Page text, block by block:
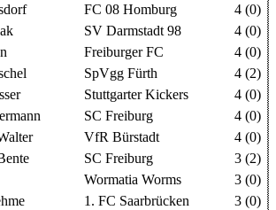
FC 08 Homburg
4 (0)
SV Darmstadt 98
4 (0)
Freiburger FC
4 (0)
SpVgg Fürth
4 (2)
Stuttgarter Kickers
4 (0)
SC Freiburg
4 (0)
VfR Bürstadt
4 (0)
SC Freiburg
3 (2)
Wormatia Worms
3 (0)
1. FC Saarbrücken
3 (0)